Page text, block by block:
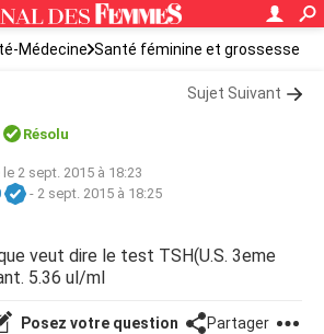
Médecine Santé féminine et grossesse
Sujet Suivant
Résolu
2 sept. 2015 à 18:23
- 2 sept. 2015 à 18:25
veut dire le test TSH(U.S. 3eme
5.36 ul/ml
Posez votre question Partager